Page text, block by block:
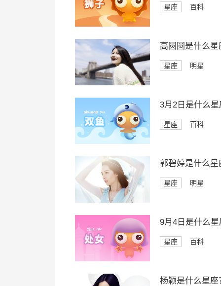
星座 百科
高圆圆是什么星
星座 明星
3月2日是什么星
星座 百科
郭碧婷是什么星
星座 明星
9月4日是什么星
星座 百科
杨颖是什么星座